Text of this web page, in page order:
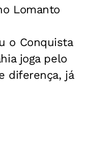
Lomanto
o Conquista
joga pelo
diferença, já